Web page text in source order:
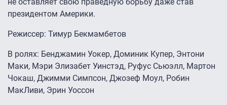
не оставляет свою праведную борьбу даже став
президентом Америки.
Режиссер: Тимур Бекмамбетов
В ролях: Бенджамин Уокер, Доминик Купер, Энтони
Маки, Мэри Элизабет Уинстэд, Руфус Сьюэлл, Мартон
Чокаш, Джимми Симпсон, Джозеф Моул, Робин
МакЛиви, Эрин Уоссон